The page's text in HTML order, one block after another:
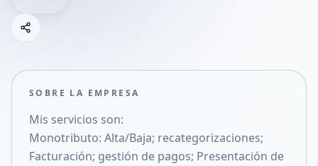
Compartir empresa
Compartir en X
SOBRE LA EMPRESA
Mis servicios son:
Monotributo: Alta/Baja; recategorizaciones;
Facturación; gestión de pagos; Presentación de